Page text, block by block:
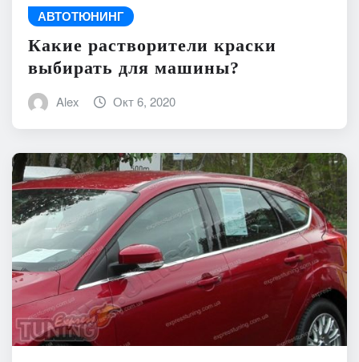
АВТОТЮНИНГ
Какие растворители краски
выбирать для машины?
Alex Окт 6, 2020